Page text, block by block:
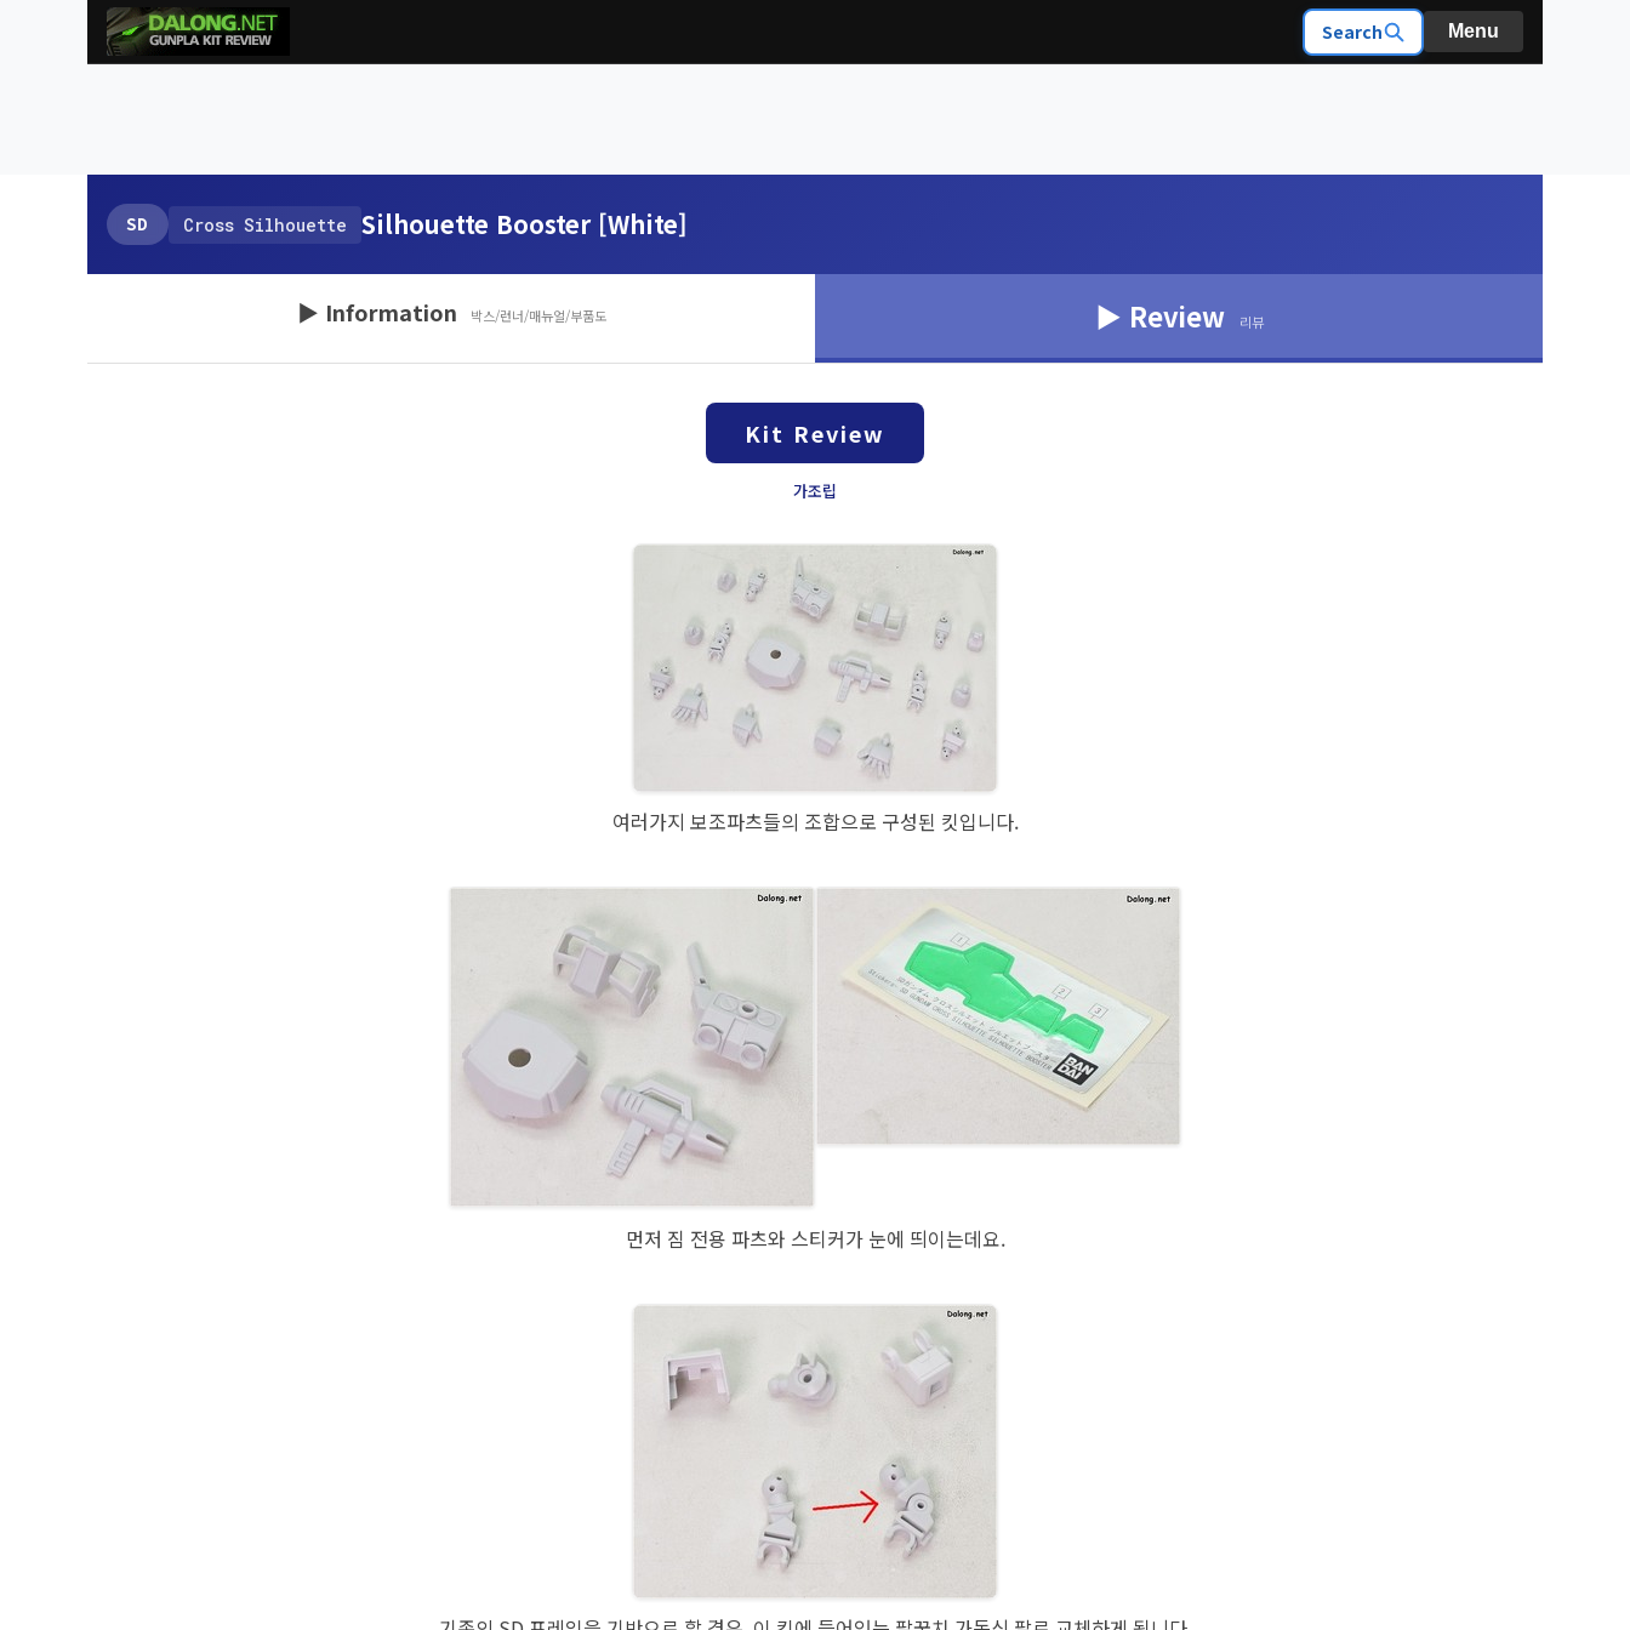
Search Menu
SD Cross Silhouette Silhouette Booster [White]
▶ Information 박스/런너/매뉴얼/부품도 ▶ Review 리뷰
Kit Review
가조립
여러가지 보조파츠들의 조합으로 구성된 킷입니다.
먼저 짐 전용 파츠와 스티커가 눈에 띄이는데요.